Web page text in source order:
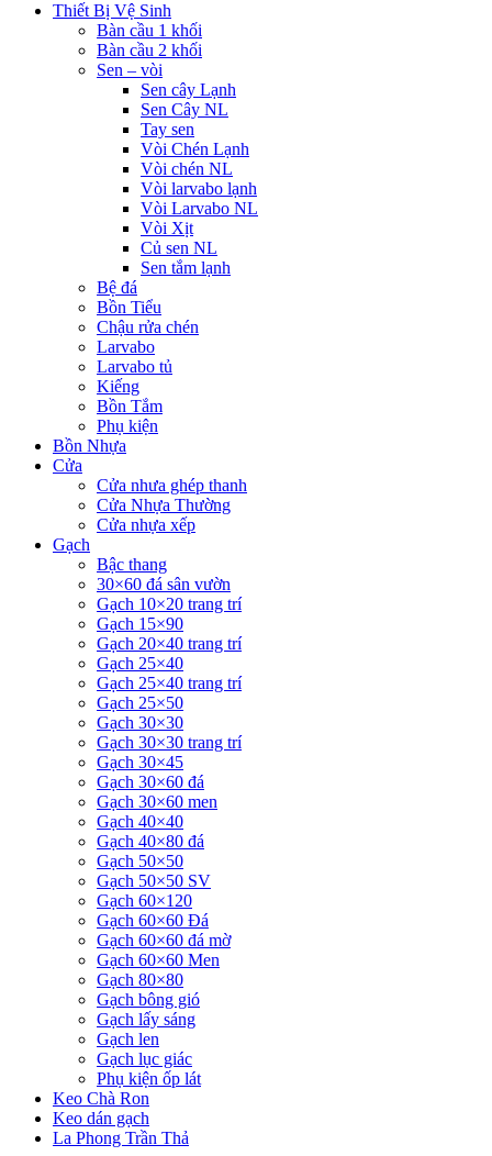
Thiết Bị Vệ Sinh
Bàn cầu 1 khối
Bàn cầu 2 khối
Sen – vòi
Sen cây Lạnh
Sen Cây NL
Tay sen
Vòi Chén Lạnh
Vòi chén NL
Vòi larvabo lạnh
Vòi Larvabo NL
Vòi Xịt
Củ sen NL
Sen tắm lạnh
Bệ đá
Bồn Tiểu
Chậu rửa chén
Larvabo
Larvabo tủ
Kiếng
Bồn Tắm
Phụ kiện
Bồn Nhựa
Cửa
Cửa nhưa ghép thanh
Cửa Nhựa Thường
Cửa nhựa xếp
Gạch
Bậc thang
30×60 đá sân vườn
Gạch 10×20 trang trí
Gạch 15×90
Gạch 20×40 trang trí
Gạch 25×40
Gạch 25×40 trang trí
Gạch 25×50
Gạch 30×30
Gạch 30×30 trang trí
Gạch 30×45
Gạch 30×60 đá
Gạch 30×60 men
Gạch 40×40
Gạch 40×80 đá
Gạch 50×50
Gạch 50×50 SV
Gạch 60×120
Gạch 60×60 Đá
Gạch 60×60 đá mờ
Gạch 60×60 Men
Gạch 80×80
Gạch bông gió
Gạch lấy sáng
Gạch len
Gạch lục giác
Phụ kiện ốp lát
Keo Chà Ron
Keo dán gạch
La Phong Trần Thả